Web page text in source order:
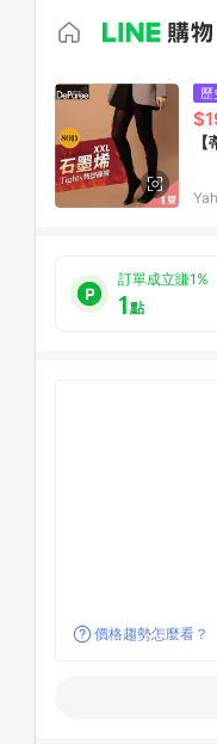
歷
訂單成立賺1%
1點
價格趨勢怎麼看？